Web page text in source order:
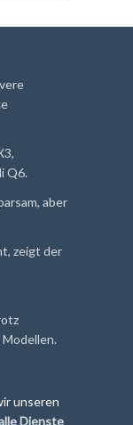
Q6.
aber
zeigt der
unseren
Dienste